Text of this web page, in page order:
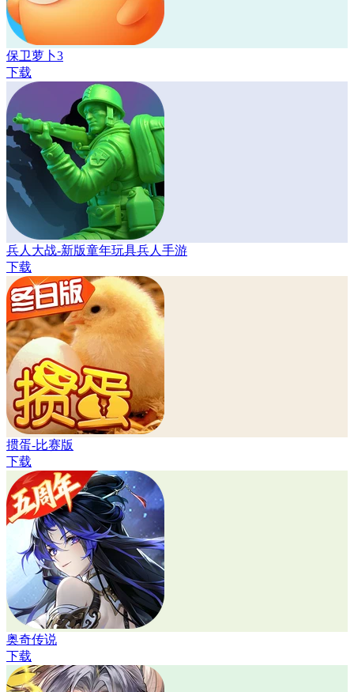
保卫萝卜3
下载
兵人大战-新版童年玩具兵人手游
下载
掼蛋-比赛版
下载
奥奇传说
下载